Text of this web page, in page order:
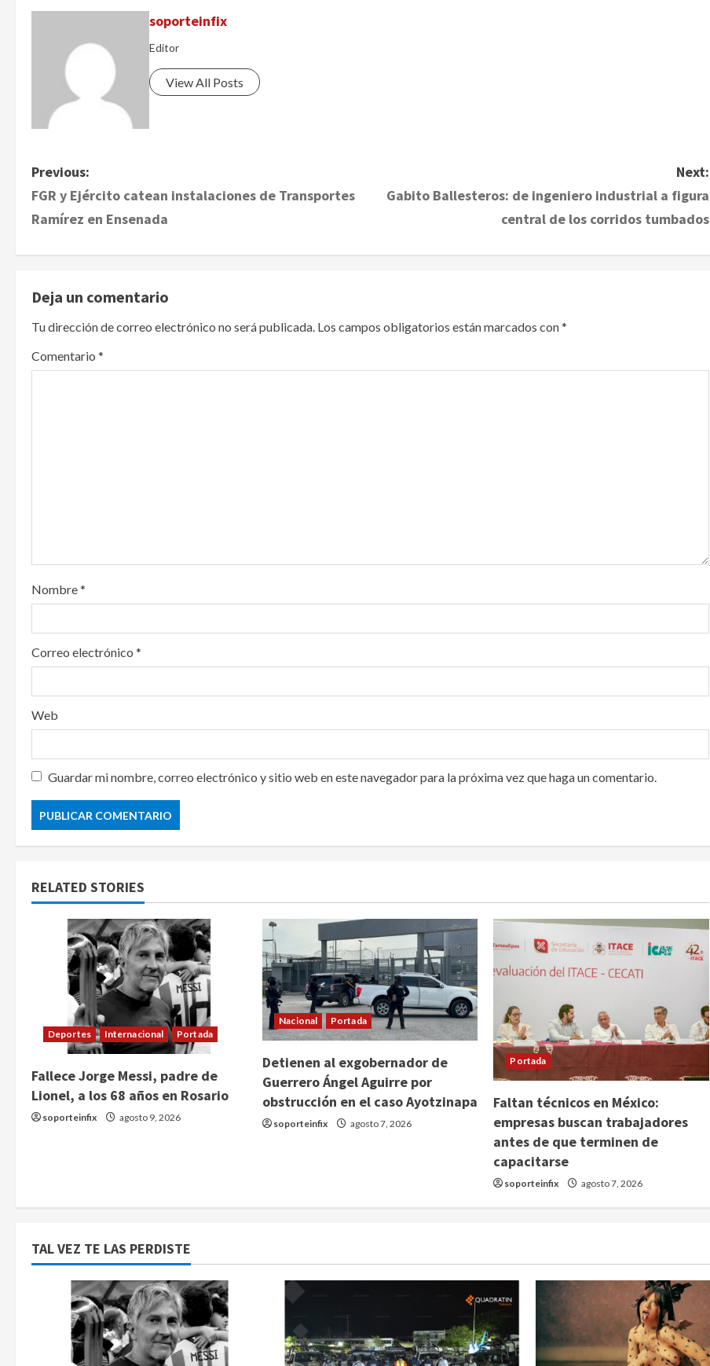
soporteinfix
Editor
View All Posts
P
o
n
a
v
o
n
Previous:
FGR y Ejército catean instalaciones de Transportes
Ramírez en Ensenada
Next:
Gabito Ballesteros: de ingeniero industrial a figura
central de los corridos tumbados
Deja un comentario
Tu dirección de correo electrónico no será publicada. Los campos obligatorios están marcados con*
Comentario *
Nombre*
Correo electrónico *
Web
Guardar mi nombre, correo electrónico y sitio web en este navegador para la próxima vez que haga un comentario.
RELATED STORIES
Deportes Internacional Portada
Fallece Jorge Messi, padre de
Lionel, a los 68 años en Rosario
soporteinfix agosto 9, 2026
Nacional Portada
Detienen al exgobernador de
Guerrero Ángel Aguirre por
obstrucción en el caso Ayotzinapa
soporteinfix agosto 7, 2026
Portada
Faltan técnicos en México:
empresas buscan trabajadores
antes de que terminen de
capacitarse
soporteinfix agosto 7, 2026
TAL VEZ TE LAS PERDISTE